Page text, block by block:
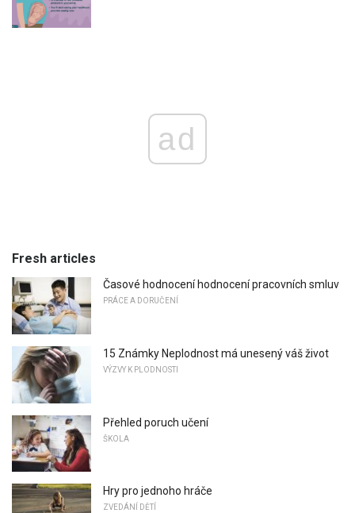
ad
Fresh articles
Časové hodnocení hodnocení pracovních smluv
PRÁCE A DORUČENÍ
15 Známky Neplodnost má unesený váš život
VÝZVY K PLODNOSTI
Přehled poruch učení
ŠKOLA
Hry pro jednoho hráče
ZVEDÁNÍ DĚTÍ